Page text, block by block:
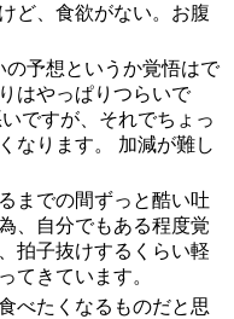
ど、食欲がない。お腹
予想というか覚悟はで
はやっぱりつらいで
ですが、それでちょっ
なります。 加減が難し
までの間ずっと酷い吐
、自分でもある程度覚
拍子抜けするくらい軽
てきています。
べたくなるものだと思